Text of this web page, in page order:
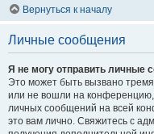
Вернуться к началу
Личные сообщения
Я не могу отправить личные
Это может быть вызвано
или не вошли на
личных сообщений на всей
это вам лично. Свяжитесь с